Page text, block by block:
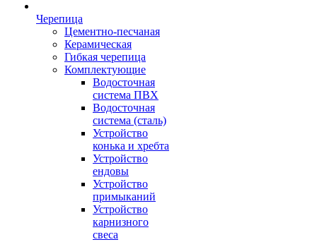
Черепица
Цементно-песчаная
Керамическая
Гибкая черепица
Комплектующие
Водосточная
система ПВХ
Водосточная
система (сталь)
Устройство
конька и хребта
Устройство
ендовы
Устройство
примыканий
Устройство
карнизного
свеса